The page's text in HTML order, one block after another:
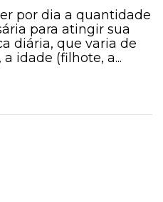
por dia a quantidade
para atingir sua
diária, que varia de
idade (filhote, a...